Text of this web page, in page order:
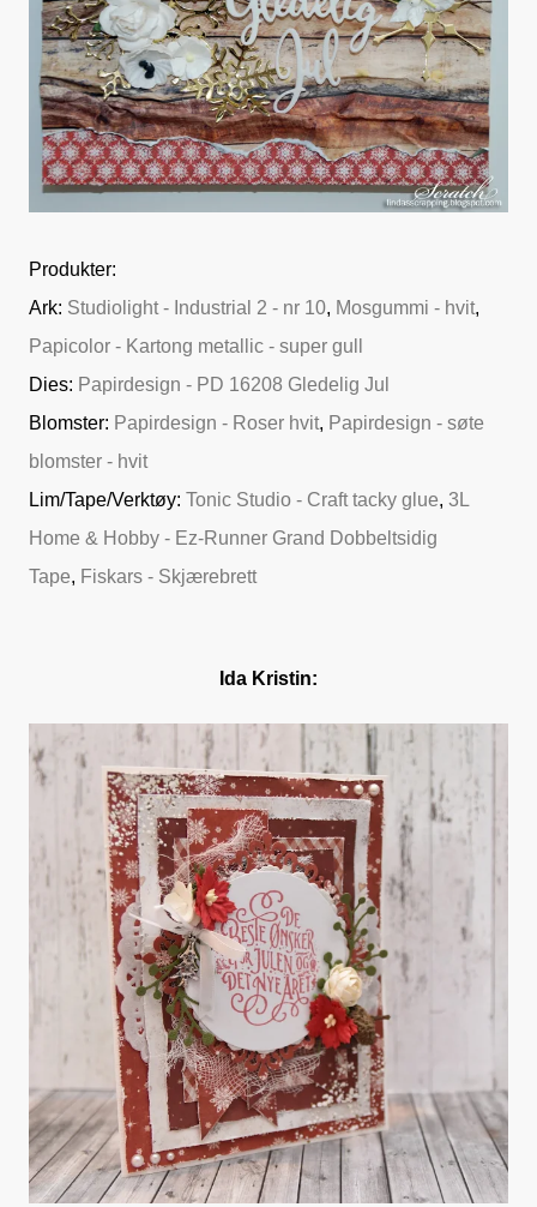
Produkter:
Ark: Studiolight - Industrial 2 - nr 10, Mosgummi - hvit,
Papicolor - Kartong metallic - super gull
Dies: Papirdesign - PD 16208 Gledelig Jul
Blomster: Papirdesign - Roser hvit, Papirdesign - søte
blomster - hvit
Lim/Tape/Verktøy: Tonic Studio - Craft tacky glue, 3L
Home & Hobby - Ez-Runner Grand Dobbeltsidig
Tape, Fiskars - Skjærebrett
Ida Kristin: